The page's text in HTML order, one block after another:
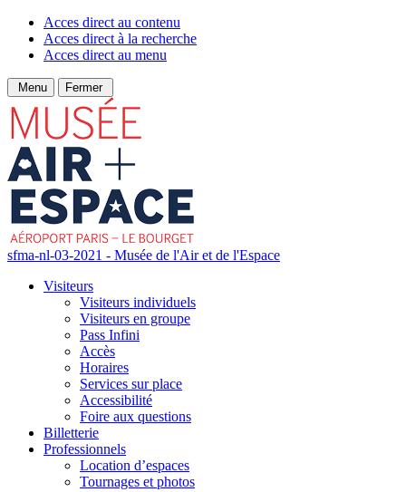
Acces direct au contenu
Acces direct à la recherche
Acces direct au menu
Menu Fermer
sfma-nl-03-2021 - Musée de l'Air et de l'Espace
Visiteurs
Visiteurs individuels
Visiteurs en groupe
Pass Infini
Accès
Horaires
Services sur place
Accessibilité
Foire aux questions
Billetterie
Professionnels
Location d’espaces
Tournages et photos